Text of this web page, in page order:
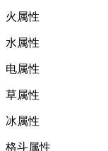
火属性
水属性
电属性
草属性
冰属性
格斗属性